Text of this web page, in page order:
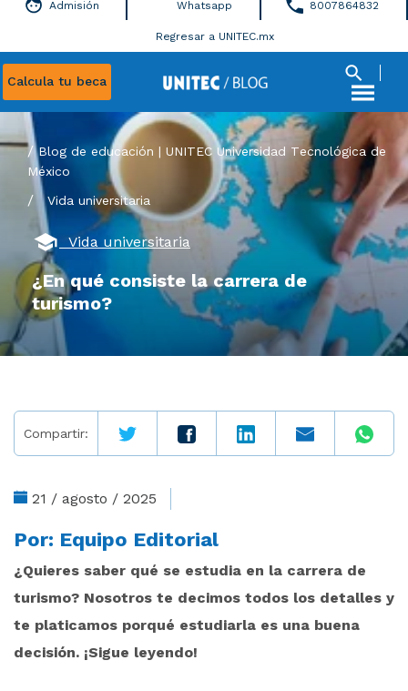
Calcula tu beca
Admisión Whatsapp 8007864832
Regresar a UNITEC.mx
Blog de educación | UNITEC Universidad Tecnológica de
México
/Vida universitaria
Vida universitaria
¿En qué consiste la carrera de
turismo?
Compartir:
21 / agosto / 2025
Por: Equipo Editorial
¿Quieres saber qué se estudia en la carrera de
turismo? Nosotros te decimos todos los detalles y
te platicamos porqué estudiarla es una buena
decisión. ¡Sigue leyendo!